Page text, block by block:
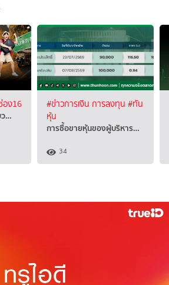
อง16
…
#ข่าวการเงิน การลงทุน #ทัน
หุ้น
การซื้อขายหุ้นของผู้บริหาร…
34